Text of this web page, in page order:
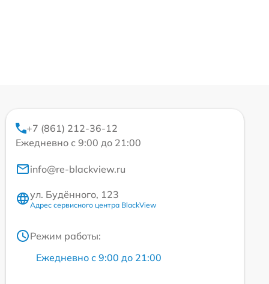
+7 (861) 212-36-12
Ежедневно с 9:00 до 21:00
info@re-blackview.ru
ул. Будённого, 123
Адрес сервисного центра BlackView
Режим работы:
Ежедневно с 9:00 до 21:00